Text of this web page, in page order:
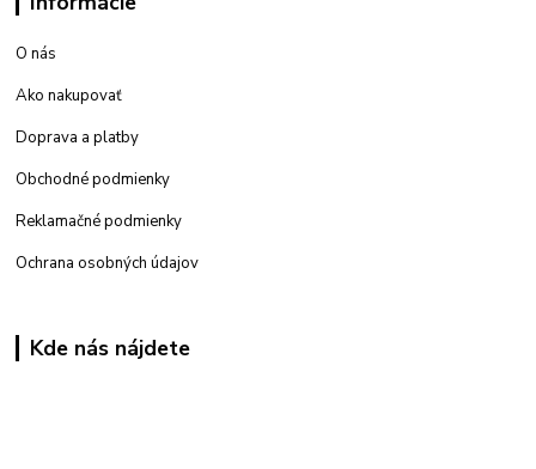
O nás
Ako nakupovať
Doprava a platby
Obchodné podmienky
Reklamačné podmienky
Ochrana osobných údajov
Kde nás nájdete